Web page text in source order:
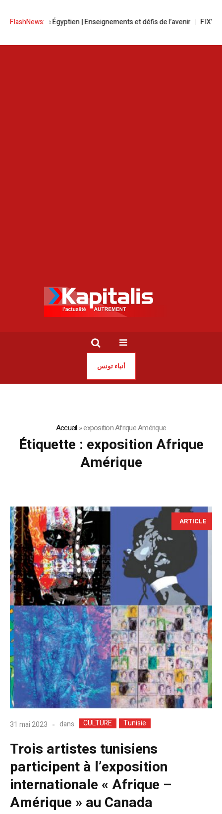
FlashNews:
Musée Égyptien | Enseignements et défis de l’avenir
أنباء تونس
Accueil »exposition Afrique Amérique
Étiquette : exposition Afrique
Amérique
ARTICLE
31 mai 2023 dans CULTURE Tunisie
Trois artistes tunisiens
participent à l’exposition
internationale « Afrique –
Amérique » au Canada